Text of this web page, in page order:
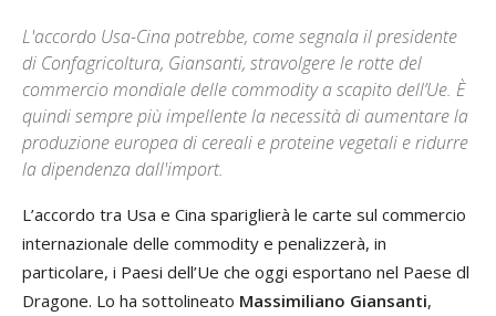
L'accordo Usa-Cina potrebbe, come segnala il presidente
di Confagricoltura, Giansanti, stravolgere le rotte del
commercio mondiale delle commodity a scapito dell’Ue. È
quindi sempre più impellente la necessità di aumentare la
produzione europea di cereali e proteine vegetali e ridurre
la dipendenza dall'import.
L’accordo tra Usa e Cina spariglierà le carte sul commercio
internazionale delle commodity e penalizzerà, in
particolare, i Paesi dell’Ue che oggi esportano nel Paese dl
Dragone. Lo ha sottolineato Massimiliano Giansanti,